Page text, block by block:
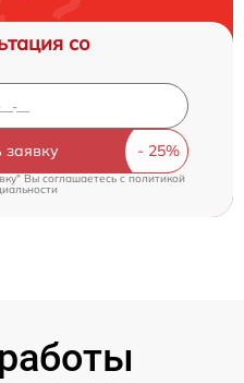
со
заявку
Вы соглашаетесь c политикой